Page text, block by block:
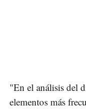
"En el análisis del
elementos más